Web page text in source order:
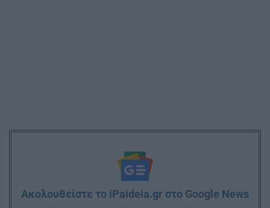
Ακολουθείστε το iPaideia.gr στο Google News